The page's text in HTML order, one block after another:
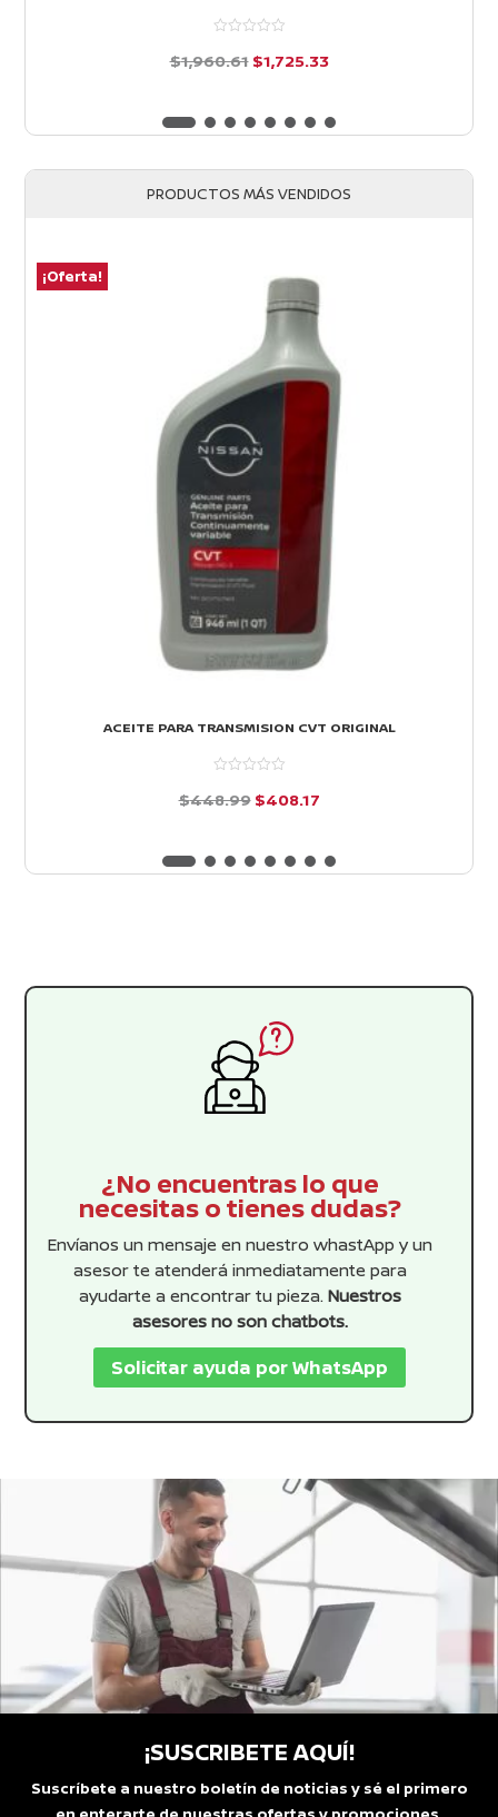
5
$1,960.61 El
original
$1,960.61.
$1,725.33El
actual
$1,725.33.
PRODUCTOS MÁS VENDIDOS
¡Oferta!
ACEITE PARA TRANSMISION CVT ORIGINAL
5
$448.99 El
original
$408.17El
actual
¿No encuentras lo que
necesitas o tienes dudas?
Envíanos un mensaje en nuestro whastApp y un
asesor te atenderá inmediatamente para
ayudarte a encontrar tu pieza. Nuestros
asesores no son chatbots.
Solicitar ayuda por WhatsApp
¡SUSCRIBETE AQUÍ!
Suscríbete a nuestro boletín de noticias y sé el primero